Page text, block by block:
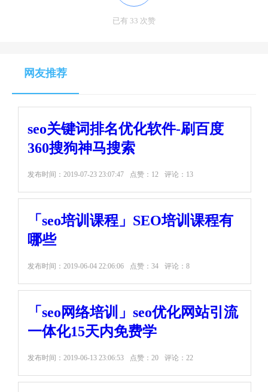
已有 33 次赞
网友推荐
seo关键词排名优化软件-刷百度
360搜狗神马搜索
发布时间： 2019-07-23 23:07:47 点赞：12 评论：13
「seo培训课程」SEO培训课程有
哪些
发布时间： 2019-06-04 22:06:06 点赞：34 评论：8
「seo网络培训」seo优化网站引流
一体化15天内免费学
发布时间： 2019-06-13 23:06:53 点赞：20 评论：22